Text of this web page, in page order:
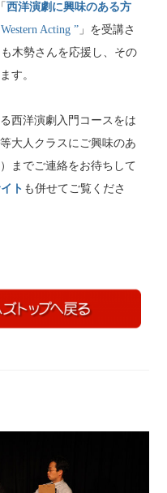
西洋演劇に興味のある方
Acting ” 」を受講さ
木勢さんを応援し、その
す。
西洋演劇入門コースをは
大人クラスにご興味のあ
までご連絡をお待ちして
ト も併せてご覧くださ